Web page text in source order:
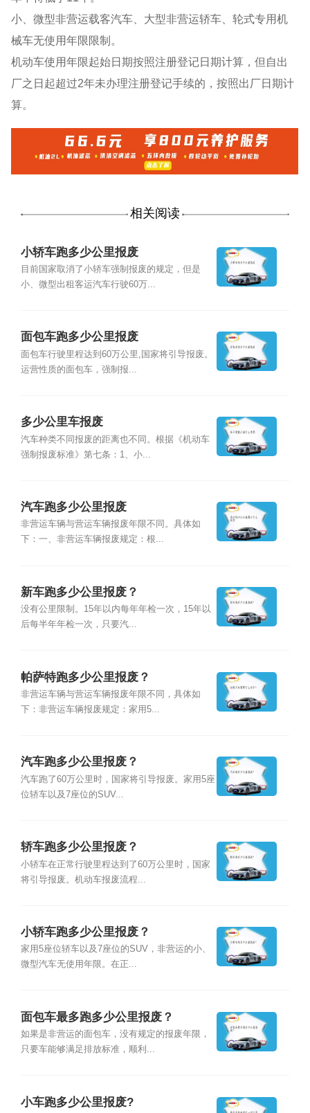
小、微型非营运载客汽车、大型非营运轿车、轮式专用机
械车无使用年限限制。
机动车使用年限起始日期按照注册登记日期计算，但自出
厂之日起超过2年未办理注册登记手续的，按照出厂日期计
算。
相关阅读
小轿车跑多少公里报废
目前国家取消了小轿车强制报废的规定，但是
小、微型出租客运汽车行驶60万...
面包车跑多少公里报废
面包车行驶里程达到60万公里,国家将引导报废。
运营性质的面包车，强制报...
多少公里车报废
汽车种类不同报废的距离也不同。根据《机动车
强制报废标准》第七条：1、小...
汽车跑多少公里报废
非营运车辆与营运车辆报废年限不同。具体如
下：一、非营运车辆报废规定：根...
新车跑多少公里报废？
没有公里限制。15年以内每年年检一次，15年以
后每半年年检一次，只要汽...
帕萨特跑多少公里报废？
非营运车辆与营运车辆报废年限不同，具体如
下：非营运车辆报废规定：家用5...
汽车跑多少公里报废？
汽车跑了60万公里时，国家将引导报废。家用5座
位轿车以及7座位的SUV...
轿车跑多少公里报废？
小轿车在正常行驶里程达到了60万公里时，国家
将引导报废。机动车报废流程...
小轿车跑多少公里报废？
家用5座位轿车以及7座位的SUV，非营运的小、
微型汽车无使用年限。在正...
面包车最多跑多少公里报废？
如果是非营运的面包车，没有规定的报废年限，
只要车能够满足排放标准，顺利...
小车跑多少公里报废?